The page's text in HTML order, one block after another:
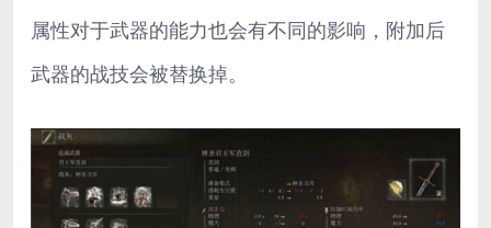
属性对于武器的能力也会有不同的影响，附加后
武器的战技会被替换掉。